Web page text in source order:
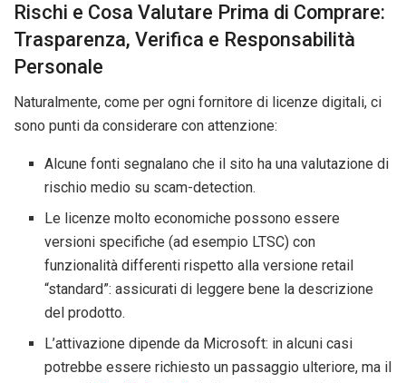
Rischi e Cosa Valutare Prima di Comprare:
Trasparenza, Verifica e Responsabilità
Personale
Naturalmente, come per ogni fornitore di licenze digitali, ci
sono punti da considerare con attenzione:
Alcune fonti segnalano che il sito ha una valutazione di
rischio medio su scam-detection.
Le licenze molto economiche possono essere
versioni specifiche (ad esempio LTSC) con
funzionalità differenti rispetto alla versione retail
“standard”: assicurati di leggere bene la descrizione
del prodotto.
L’attivazione dipende da Microsoft: in alcuni casi
potrebbe essere richiesto un passaggio ulteriore, ma il